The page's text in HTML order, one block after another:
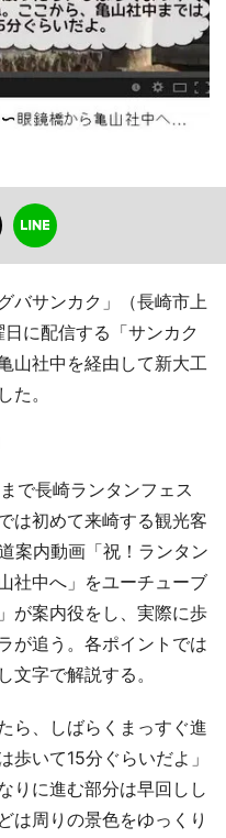
バサンカク」（長崎市上
に配信する「サンカク
山社中を経由して新大工
た。
で長崎ランタンフェス
は初めて来崎する観光客
案内動画「祝！ランタン
社中へ」をユーチューブ
が案内役をし、実際に歩
が追う。各ポイントでは
文字で解説する。
ら、しばらくまっすぐ進
歩いて15分ぐらいだよ」
りに進む部分は早回しし
は周りの景色をゆっくり